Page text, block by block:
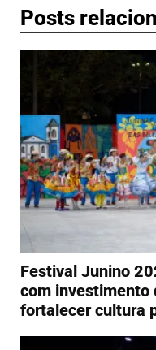
Posts
Festival Junino
com investimento
fortalecer cultura